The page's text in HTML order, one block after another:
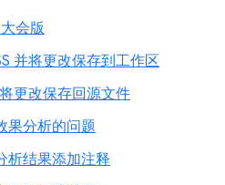
会版
并将更改保存到工作区
更改保存回源文件
果分析的问题
析结果添加注释